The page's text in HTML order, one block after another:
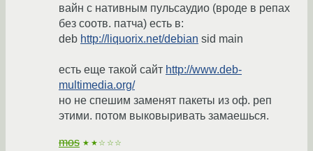
вайн с нативным пульсаудио (вроде в репах
без соотв. патча) есть в:
deb http://liquorix.net/debian sid main
есть еще такой сайт http://www.deb-
multimedia.org/
но не спешим заменят пакеты из оф. реп
этими. потом выковыривать замаешься.
mos ★★☆☆☆